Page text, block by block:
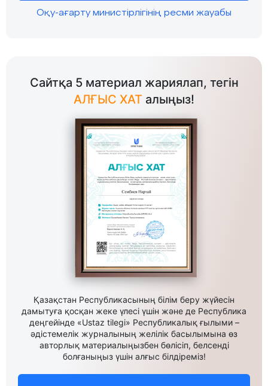
Оқу-ағарту министірлігінің ресми жауабы
Сайтқа 5 материал жариялап, тегін
АЛҒЫС ХАТ алыңыз!
Қазақстан Республикасының білім беру жүйесін
дамытуға қосқан жеке үлесі үшін және де Республика
деңгейінде «Ustaz tilegi» Республикалық ғылыми –
әдістемелік журналының желілік басылымына өз
авторлық материалыңызбен бөлісіп, белсенді
болғаныңыз үшін алғыс білдіреміз!